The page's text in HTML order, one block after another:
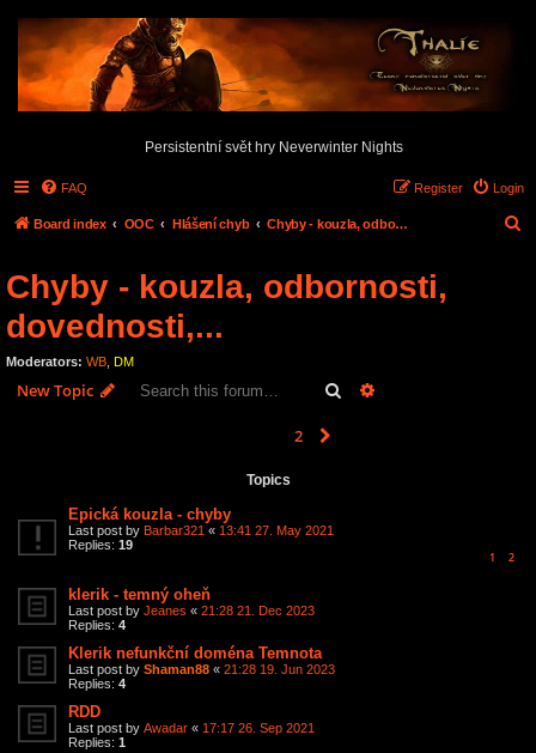
Persistentní svět hry Neverwinter Nights
FAQ Login
Register
Board index OOC Hlášení chyb Chyby - kouzla, odbornosti, dovednosti,...
Chyby - kouzla, odbornosti,
dovednosti,...
Moderators: WB DM
New Topic Search
2
Topics
Epická kouzla - chyby
Last post by Barbar321 « 13:41 27. May 2021
Replies: 19
1 2
klerik - temný oheň
Last post by Jeanes « 21:28 21. Dec 2023
Replies: 4
Klerik nefunkční doména Temnota
Last post by Shaman88 « 21:28 19. Jun 2023
Replies: 4
RDD
Last post by Awadar « 17:17 26. Sep 2021
Replies: 1